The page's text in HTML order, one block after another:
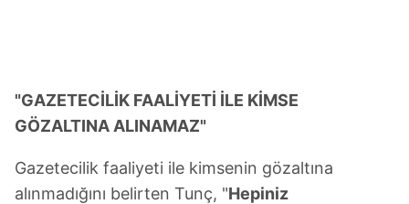
"GAZETECİLİK FAALİYETİ İLE KİMSE
GÖZALTINA ALINAMAZ"
Gazetecilik faaliyeti ile kimsenin gözaltına
alınmadığını belirten Tunç, "Hepiniz